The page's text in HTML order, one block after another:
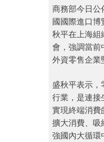
商務部今日公
國國際進口
秋平在上海組
會，強調當前
外資零售企業
盛秋平表示
行業，是連接
實現終端消費
擴大消費、吸
強國內大循環